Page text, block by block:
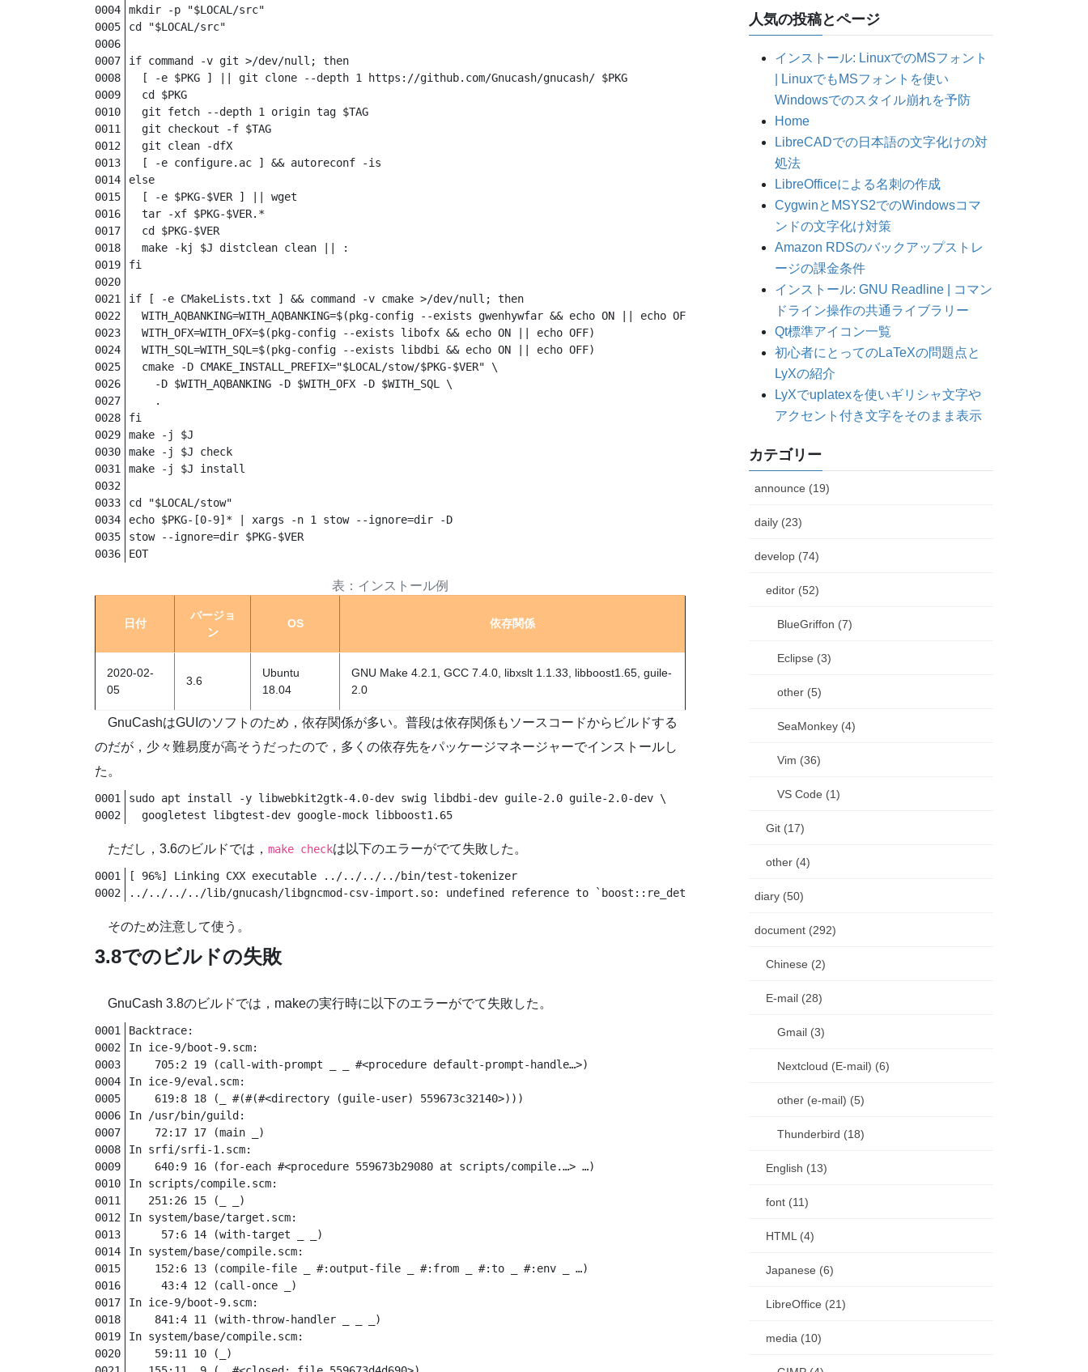
mkdir -p "$LOCAL/src"
cd "$LOCAL/src"
if command -v git >/dev/null; then
  [ -e $PKG ] || git clone --depth 1 https://github.com/Gnucash/gnucash/ $PKG
  cd $PKG
  git fetch --depth 1 origin tag $TAG
  git checkout -f $TAG
  git clean -dfX
  [ -e configure.ac ] && autoreconf -is
else
  [ -e $PKG-$VER ] || wget
  tar -xf $PKG-$VER.*
  cd $PKG-$VER
  make -kj $J distclean clean || :
fi
if [ -e CMakeLists.txt ] && command -v cmake >/dev/null; then
  WITH_AQBANKING=WITH_AQBANKING=$(pkg-config --exists gwenhywfar && echo ON || echo OFF)
  WITH_OFX=WITH_OFX=$(pkg-config --exists libofx && echo ON || echo OFF)
  WITH_SQL=WITH_SQL=$(pkg-config --exists libdbi && echo ON || echo OFF)
  cmake -D CMAKE_INSTALL_PREFIX="$LOCAL/stow/$PKG-$VER" \
    -D $WITH_AQBANKING -D $WITH_OFX -D $WITH_SQL \
    .
fi
make -j $J
make -j $J check
make -j $J install
cd "$LOCAL/stow"
echo $PKG-[0-9]* | xargs -n 1 stow --ignore=dir -D
stow --ignore=dir $PKG-$VER
EOT
インストール例
日付
バージョ
ン
OS 依存関係
2020-02-
05
3.6
Ubuntu
18.04
GNU Make 4.2.1, GCC 7.4.0, libxslt 1.1.33, libboost1.65, guile-
2.0
GnuCashはGUIのソフトのため，依存関係が多い。普段は依存関係もソースコードからビルドする
のだが，少々難易度が高そうだったので，多くの依存先をパッケージマネージャーでインストールし
た。
sudo apt install -y libwebkit2gtk-4.0-dev swig libdbi-dev guile-2.0 guile-2.0-dev \
  googletest libgtest-dev google-mock libboost1.65
ただし，3.6のビルドでは， make checkは以下のエラーがでて失敗した。
[ 96%] Linking CXX executable ../../../../bin/test-tokenizer
そのため注意して使う。
3.8でのビルドの失敗
GnuCash 3.8のビルドでは，makeの実行時に以下のエラーがでて失敗した。
Backtrace:
In ice-9/boot-9.scm:
    705:2 19 (call-with-prompt _ _ #<procedure default-prompt-handle…>)
In ice-9/eval.scm:
    619:8 18 (_ #(#(#<directory (guile-user) 559673c32140>)))
In /usr/bin/guild:
    72:17 17 (main _)
In srfi/srfi-1.scm:
    640:9 16 (for-each #<procedure 559673b29080 at scripts/compile.…> …)
In scripts/compile.scm:
   251:26 15 (_ _)
In system/base/target.scm:
     57:6 14 (with-target _ _)
In system/base/compile.scm:
    152:6 13 (compile-file _ #:output-file _ #:from _ #:to _ #:env _ …)
     43:4 12 (call-once _)
In ice-9/boot-9.scm:
    841:4 11 (with-throw-handler _ _ _)
In system/base/compile.scm:
    59:11 10 (_)
人気の投稿とページ
インストール: LinuxでのMSフォント
| LinuxでもMSフォントを使い
Windowsでのスタイル崩れを予防
Home
LibreCADでの日本語の文字化けの対
処法
LibreOfficeによる名刺の作成
CygwinとMSYS2でのWindowsコマ
ンドの文字化け対策
Amazon RDSのバックアップストレ
ージの課金条件
インストール: GNU Readline | コマン
ドライン操作の共通ライブラリー
Qt標準アイコン一覧
初心者にとってのLaTeXの問題点と
LyXの紹介
LyXでuplatexを使いギリシャ文字や
アクセント付き文字をそのまま表示
カテゴリー
announce (19)
daily (23)
develop (74)
editor (52)
BlueGriffon (7)
Eclipse (3)
other (5)
SeaMonkey (4)
Vim (36)
VS Code (1)
Git (17)
other (4)
diary (50)
document (292)
Chinese (2)
E-mail (28)
Gmail (3)
Nextcloud (E-mail) (6)
other (e-mail) (5)
Thunderbird (18)
English (13)
font (11)
HTML (4)
Japanese (6)
LibreOffice (21)
media (10)